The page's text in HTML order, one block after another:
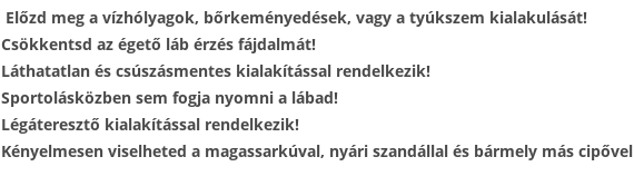
Előzd meg a vízhólyagok, bőrkeményedések, vagy a tyúkszem kialakulását!
Csökkentsd az égető láb érzés fájdalmát!
Láthatatlan és csúszásmentes kialakítással rendelkezik!
Sportolásközben sem fogja nyomni a lábad!
Légáteresztő kialakítással rendelkezik!
Kényelmesen viselheted a magassarkúval, nyári szandállal és bármely más cipővel